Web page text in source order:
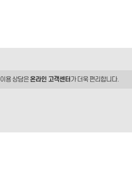
용 상담은온라인 고객센터 가 더욱 편리합니다.